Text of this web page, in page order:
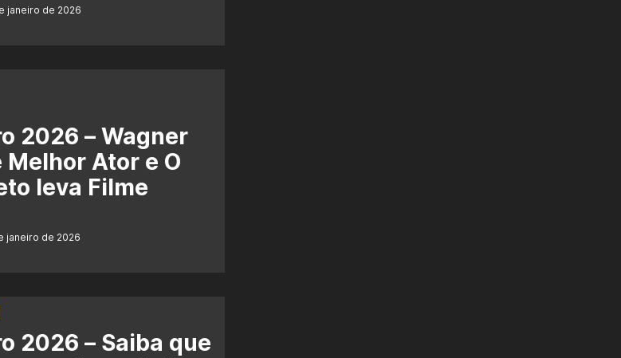
janeiro de 2026
2026 – Wagner
Ator e O
leva Filme
janeiro de 2026
2026 – Saiba que